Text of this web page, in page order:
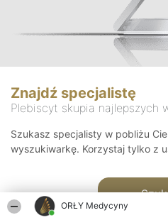
ORŁY Medycyny
Znajdź specjalistę
Plebiscyt skupia najlepszych
Szukasz specjalisty w pobliżu
wyszukiwarkę. Korzystaj tylko z